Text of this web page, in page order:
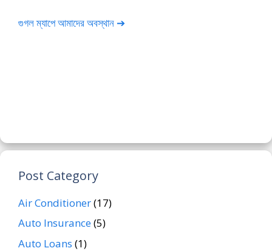
গুগল ম্যাপে আমাদের অবস্থান ➔
Post Category
Air Conditioner(17)
Auto Insurance(5)
Auto Loans (1)